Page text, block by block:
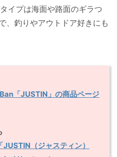
イプは海面や路面のギラつ
、釣りやアウトドア好きにも
「JUSTIN」の商品ページ
（ジャスティン）